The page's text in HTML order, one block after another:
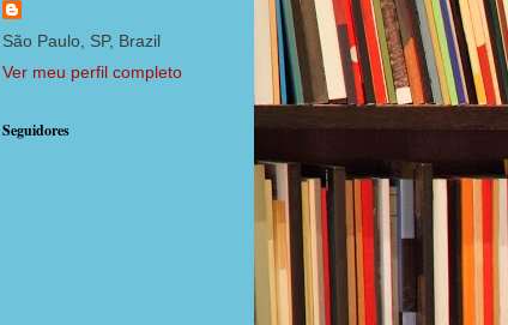
São Paulo, SP, Brazil
Ver meu perfil completo
Seguidores